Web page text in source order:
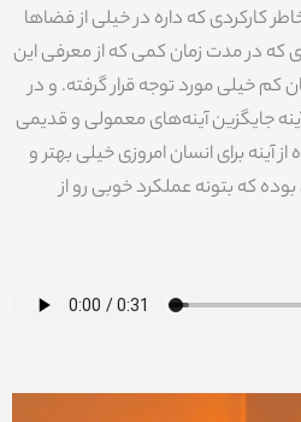
کارکردی که داره در خیلی از فضاها
که در مدت زمان کمی که از معرفی این
کم خیلی مورد توجه قرار گرفته. و در
جایگزین آینه‌های معمولی و قدیمی
برای انسان امروزی خیلی بهتر و
که بتونه عملکرد خوبی رو از